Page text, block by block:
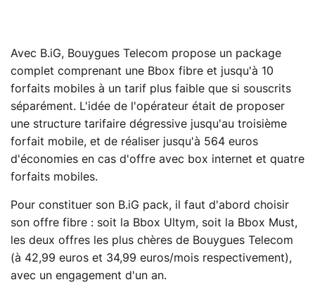
Avec B.iG, Bouygues Telecom propose un package
complet comprenant une Bbox fibre et jusqu'à 10
forfaits mobiles à un tarif plus faible que si souscrits
séparément. L'idée de l'opérateur était de proposer
une structure tarifaire dégressive jusqu'au troisième
forfait mobile, et de réaliser jusqu'à 564 euros
d'économies en cas d'offre avec box internet et quatre
forfaits mobiles.
Pour constituer son B.iG pack, il faut d'abord choisir
son offre fibre : soit la Bbox Ultym, soit la Bbox Must,
les deux offres les plus chères de Bouygues Telecom
(à 42,99 euros et 34,99 euros/mois respectivement),
avec un engagement d'un an.